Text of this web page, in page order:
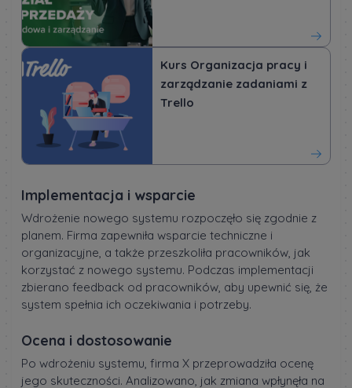
Kurs Organizacja pracy i
zarządzanie zadaniami z
Trello
Implementacja i wsparcie
Wdrożenie nowego systemu rozpoczęło się zgodnie z
planem. Firma zapewniła wsparcie techniczne i
organizacyjne, a także przeszkoliła pracowników, jak
korzystać z nowego systemu. Podczas implementacji
zbierano feedback od pracowników, aby upewnić się, że
system spełnia ich oczekiwania i potrzeby.
Ocena i dostosowanie
Po wdrożeniu systemu, firma X przeprowadziła ocenę
jego skuteczności. Analizowano, jak zmiana wpłynęła na